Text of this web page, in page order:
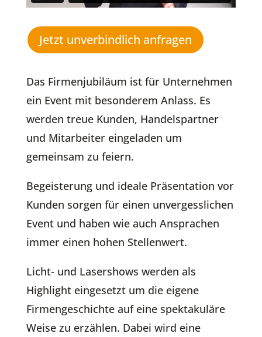
Jetzt unverbindlich anfragen
Das Firmenjubiläum ist für Unternehmen
ein Event mit besonderem Anlass. Es
werden treue Kunden, Handelspartner
und Mitarbeiter eingeladen um
gemeinsam zu feiern.
Begeisterung und ideale Präsentation vor
Kunden sorgen für einen unvergesslichen
Event und haben wie auch Ansprachen
immer einen hohen Stellenwert.
Licht- und Lasershows werden als
Highlight eingesetzt um die eigene
Firmengeschichte auf eine spektakuläre
Weise zu erzählen. Dabei wird eine